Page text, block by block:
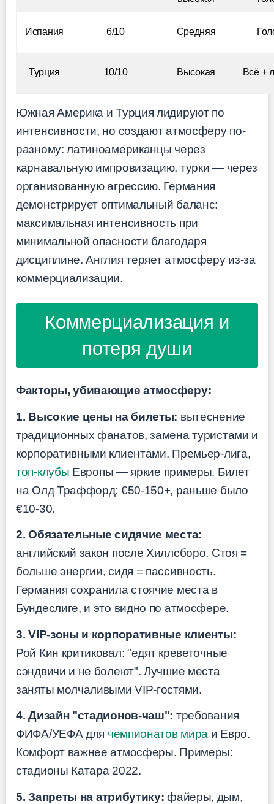
Испания 6/10 Средняя
Турция 10/10 Высокая Всё +
Южная Америка и Турция лидируют по
интенсивности, но создают атмосферу по-
разному: латиноамериканцы через
карнавальную импровизацию, турки — через
организованную агрессию. Германия
демонстрирует оптимальный баланс:
максимальная интенсивность при
минимальной опасности благодаря
дисциплине. Англия теряет атмосферу из-за
коммерциализации.
Коммерциализация и
потеря души
Факторы, убивающие атмосферу:
1. Высокие цены на билеты: вытеснение
традиционных фанатов, замена туристами и
корпоративными клиентами. Премьер-лига,
топ-клубы Европы — яркие примеры. Билет
на Олд Траффорд: €50-150+, раньше было
€10-30.
2. Обязательные сидячие места:
английский закон после Хиллсборо. Стоя =
больше энергии, сидя = пассивность.
Германия сохранила стоячие места в
Бундеслиге, и это видно по атмосфере.
3. VIP-зоны и корпоративные клиенты:
Рой Кин критиковал: "едят креветочные
сэндвичи и не болеют". Лучшие места
заняты молчаливыми VIP-гостями.
4. Дизайн "стадионов-чаш": требования
ФИФА/УЕФА для чемпионатов мира и Евро.
Комфорт важнее атмосферы. Примеры:
стадионы Катара 2022.
5. Запреты на атрибутику: файеры, дым,